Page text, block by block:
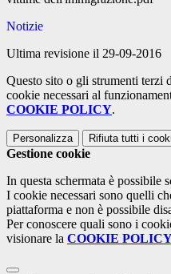
Notizie
Ultima revisione il 29-09-2016
Questo sito o gli strumenti terzi
cookie necessari al
COOKIE POLICY.
Personalizza Rifiuta tutti i
Gestione cookie
In questa schermata è possibile
I cookie necessari sono quelli
piattaforma e non è possibile
Per conoscere quali sono i
visionare la COOKIE